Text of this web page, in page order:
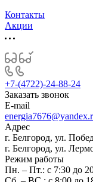
Контакты
Акции
+7-(4722)-24-88-24
Заказать звонок
E-mail
Адрес
г. Белгород, ул.
г. Белгород, ул.
Режим работы
Пн. – Пт.: с 7:30 до